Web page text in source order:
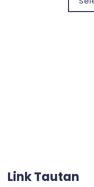
Link Tautan